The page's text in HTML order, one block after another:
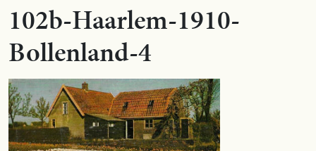
102b-Haarlem-1910-
Bollenland-4